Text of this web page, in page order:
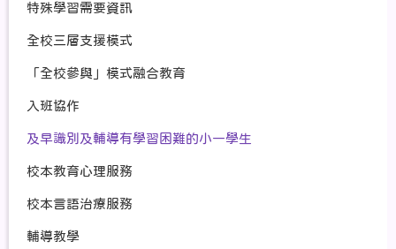
特殊學習需要資訊
全校三層支援模式
「全校參與」模式融合教育
入班協作
及早識別及輔導有學習困難的小一學生
校本教育心理服務
校本言語治療服務
輔導教學